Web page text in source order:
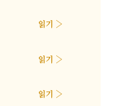
읽기 ›
읽기 ›
읽기 ›